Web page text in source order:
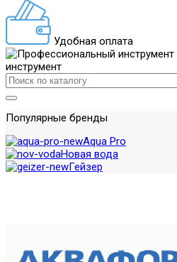
Удобная оплата
инструмент
Популярные бренды
Aqua Pro
Новая вода
Гейзер